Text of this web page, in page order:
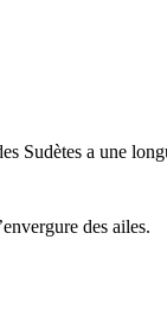
Sudètes a une
des ailes.